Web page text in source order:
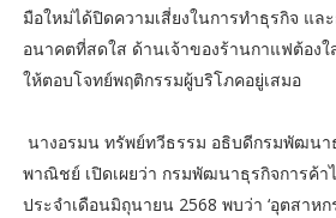
มือใหม่ได้ปิดความเสี่ยงในการทำธุรกิจ แ
อนาคตที่สดใส ด้านเจ้าของร้านกาแฟต้อง
ให้ตอบโจทย์พฤติกรรมผู้บริโภคอยู่เสมอ
นางอรมน ทรัพย์ทวีธรรม อธิบดีกรมพัฒนา
พาณิชย์ เปิดเผยว่า กรมพัฒนาธุรกิจการค้า
ประจำเดือนมิถุนายน 2568 พบว่า ‘อุตสาหก